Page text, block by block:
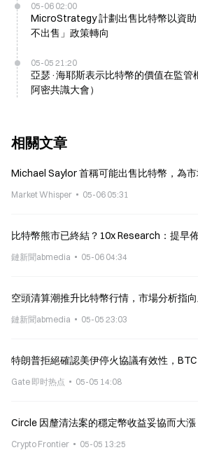
05-06 02:00
MicroStrategy 計劃出售比特幣以資助
不出售」政策轉向
05-05 21:20
亞瑟·海耶斯表示比特幣的價值在監管
阿密共識大會）
相關文章
Michael Saylor 首稱可能出售比特幣，為市
Market Whisper 05-06 05:31
比特幣熊市已終結？10x Research：提早
鏈新聞abmedia 05-06 04:34
空頭清算潮推升比特幣行情，市場分析指
鏈新聞abmedia 05-05 23:03
特朗普拒絕確認美伊停火協議有效性，
Gate 即时热点 05-05 14:08
Circle 因釐清法案的穩定幣收益妥協而大漲
Crypto Frontier 05-05 13:25